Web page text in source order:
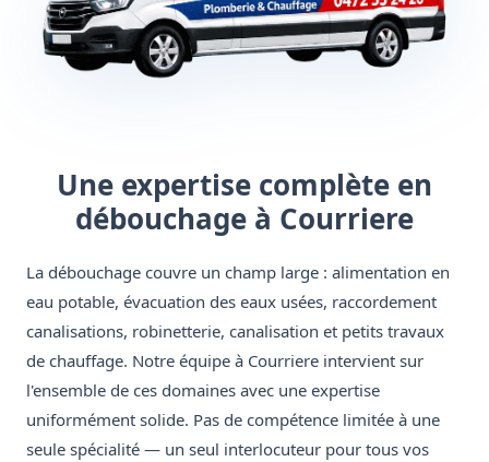
Une expertise complète en
débouchage à Courriere
La débouchage couvre un champ large : alimentation en
eau potable, évacuation des eaux usées, raccordement
canalisations, robinetterie, canalisation et petits travaux
de chauffage. Notre équipe à Courriere intervient sur
l'ensemble de ces domaines avec une expertise
uniformément solide. Pas de compétence limitée à une
seule spécialité — un seul interlocuteur pour tous vos